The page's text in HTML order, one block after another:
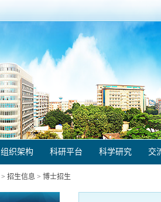
组织架构 科研平台 科学研究 交
> 招生信息 > 博士招生